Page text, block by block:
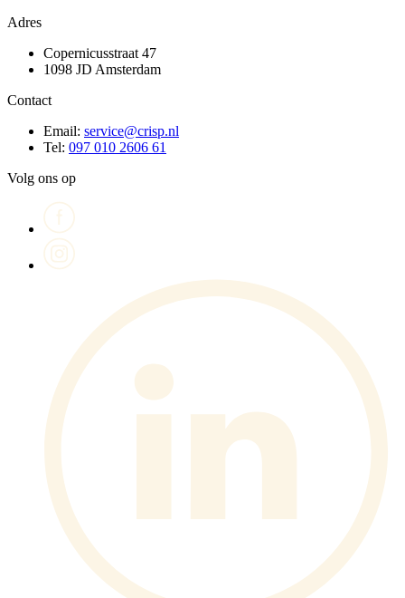
Adres
Copernicusstraat 47
1098 JD Amsterdam
Contact
Email: service@crisp.nl
Tel: 097 010 2606 61
Volg ons op